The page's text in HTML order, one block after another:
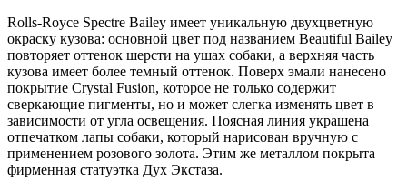
Rolls-Royce Spectre Bailey имеет уникальную двухцветную
окраску кузова: основной цвет под названием Beautiful Bailey
повторяет оттенок шерсти на ушах собаки, а верхняя часть
кузова имеет более темный оттенок. Поверх эмали нанесено
покрытие Crystal Fusion, которое не только содержит
сверкающие пигменты, но и может слегка изменять цвет в
зависимости от угла освещения. Поясная линия украшена
отпечатком лапы собаки, который нарисован вручную с
применением розового золота. Этим же металлом покрыта
фирменная статуэтка Дух Экстаза.